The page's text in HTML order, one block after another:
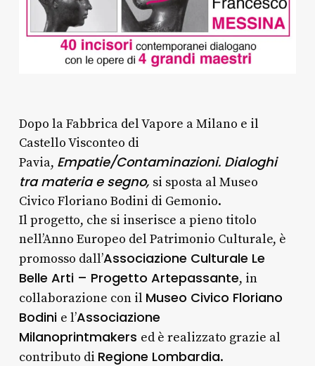
Dopo la Fabbrica del Vapore a Milano e il
Castello Visconteo di
Pavia, Empatie/Contaminazioni. Dialoghi
tra materia e segno, si sposta al Museo
Civico Floriano Bodini di Gemonio.
Il progetto, che si inserisce a pieno titolo
nell’Anno Europeo del Patrimonio Culturale, è
promosso dall’Associazione Culturale Le
Belle Arti – Progetto Artepassante, in
collaborazione con il Museo Civico Floriano
Bodini e l’Associazione
Milanoprintmakers ed è realizzato grazie al
contributo di Regione Lombardia.